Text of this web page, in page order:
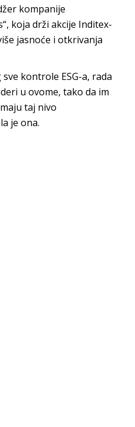
kompanije
koja drži akcije Inditex-
jasnoće i otkrivanja
kontrole ESG-a, rada
u ovome, tako da im
taj nivo
je ona.